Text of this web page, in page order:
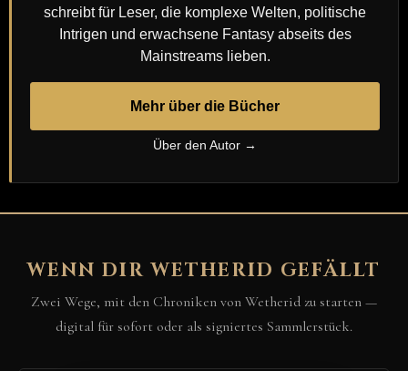
schreibt für Leser, die komplexe Welten, politische
Intrigen und erwachsene Fantasy abseits des
Mainstreams lieben.
Mehr über die Bücher
Über den Autor →
WENN DIR WETHERID GEFÄLLT
Zwei Wege, mit den Chroniken von Wetherid zu starten —
digital für sofort oder als signiertes Sammlerstück.